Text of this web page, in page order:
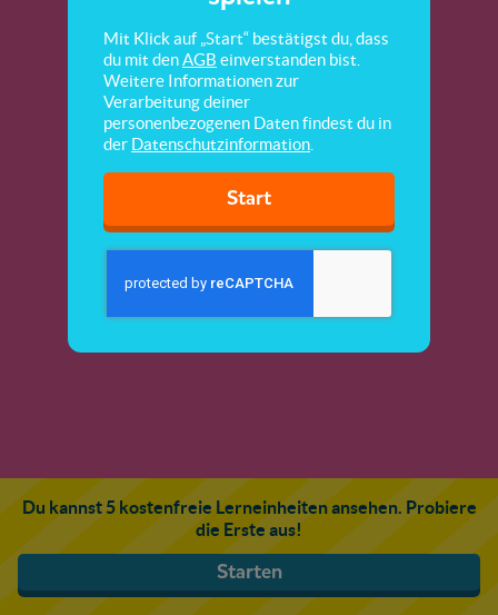
Du kannst 5 kostenfreie Lerneinheiten ansehen. Probiere
die Erste aus!
Starten
Mit Klick auf „Start“ bestätigst du, dass
du mit denAGB einverstanden bist.
Weitere Informationen zur
Verarbeitung deiner
personenbezogenen Daten findest du in
der Datenschutzinformation
Start